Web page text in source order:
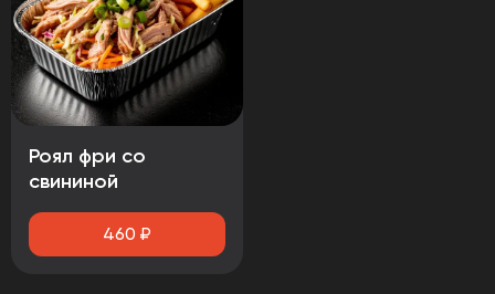
Роял фри со
свининой
460 ₽